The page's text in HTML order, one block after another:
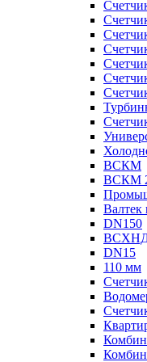
ВСКМ
ВСКМ
Валтек
DN150
DN15
110 мм